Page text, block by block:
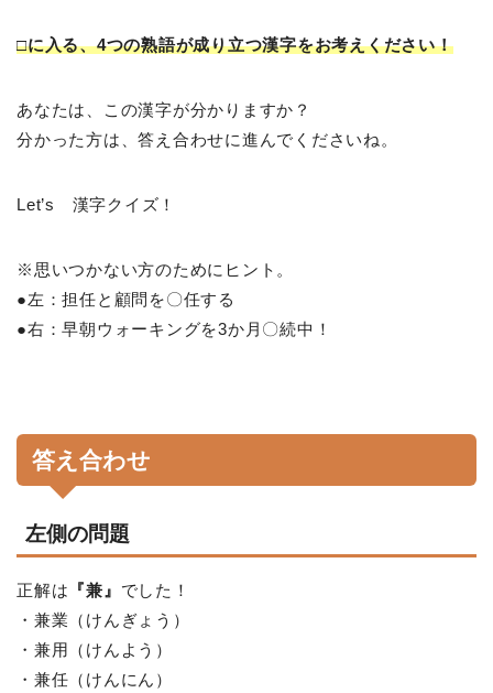
□に入る、4つの熟語が成り立つ漢字をお考えください！
あなたは、この漢字が分かりますか？
分かった方は、答え合わせに進んでくださいね。
Let’s 漢字クイズ！
※思いつかない方のためにヒント。
●左：担任と顧問を〇任する
●右：早朝ウォーキングを3か月〇続中！
答え合わせ
左側の問題
正解は 『兼』 でした！
・兼業（けんぎょう）
・兼用（けんよう）
・兼任（けんにん）